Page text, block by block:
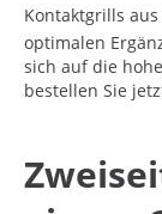
Kontaktgrills
optimalen
sich auf die
bestellen Sie